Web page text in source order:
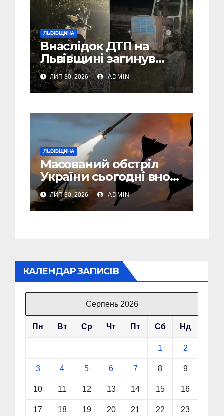
ЛЬВІВЩИНА
Внаслідок ДТП на
Львівщині загинув
малолітній водій
скутера, а
неповнолітній
ЛИП 30, 2026 ADMIN
ЛЬВІВЩИНА
Масований обстріл
України сьогодні вночі:
У Львові пошкоджені
дві багатоповерхівки
ЛИП 30, 2026 ADMIN
КАЛЕНДАР ЗАПИСІВ
Серпень 2026
Пн Вт Ср Чт Пт Сб Нд
1 2
3 4 5 6 7 8 9
10 11 12 13 14 15 16
17 18 19 20 21 22 23